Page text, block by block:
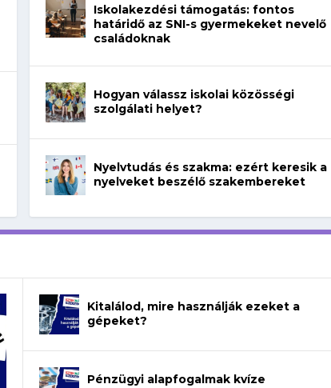
Iskolakezdési támogatás: fontos
határidő az SNI-s gyermekeket nevelő
családoknak
Hogyan válassz iskolai közösségi
szolgálati helyet?
Nyelvtudás és szakma: ezért keresik a
nyelveket beszélő szakembereket
Kitalálod, mire használják ezeket a
gépeket?
Pénzügyi alapfogalmak kvíze